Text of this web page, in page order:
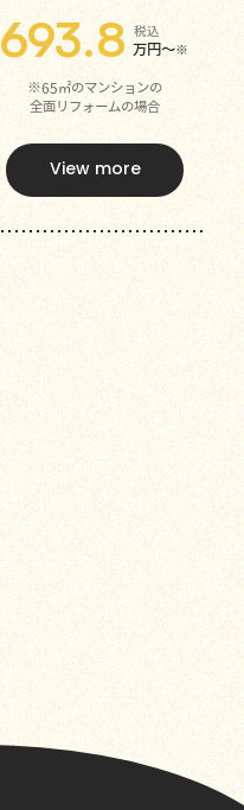
693.8 税込
万円～※
※65㎡のマンションの
全面リフォームの場合
View more